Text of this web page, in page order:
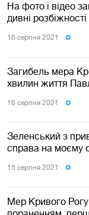
На фото і відео
дивні розбіжності
16 серпня 2021
Загибель мера
хвилин життя
16 серпня 2021
Зеленський з
справа на моєму
15 серпня 2021
Мер Кривого